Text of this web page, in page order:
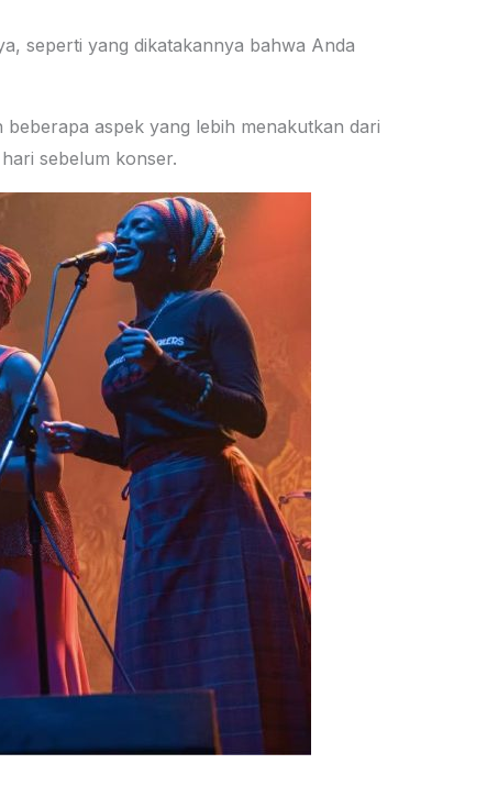
seperti yang dikatakannya bahwa Anda
aspek yang lebih menakutkan dari
sebelum konser.